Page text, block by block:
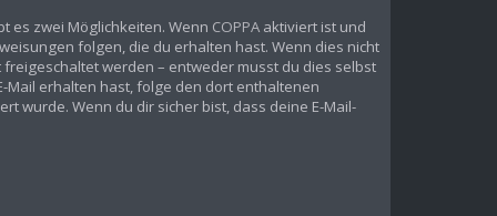
es zwei Möglichkeiten. Wenn COPPA aktiviert ist und
folgen, die du erhalten hast. Wenn dies nicht
werden – entweder musst du dies selbst
Mail erhalten hast, folge den dort enthaltenen
wurde. Wenn du dir sicher bist, dass deine E-Mail-